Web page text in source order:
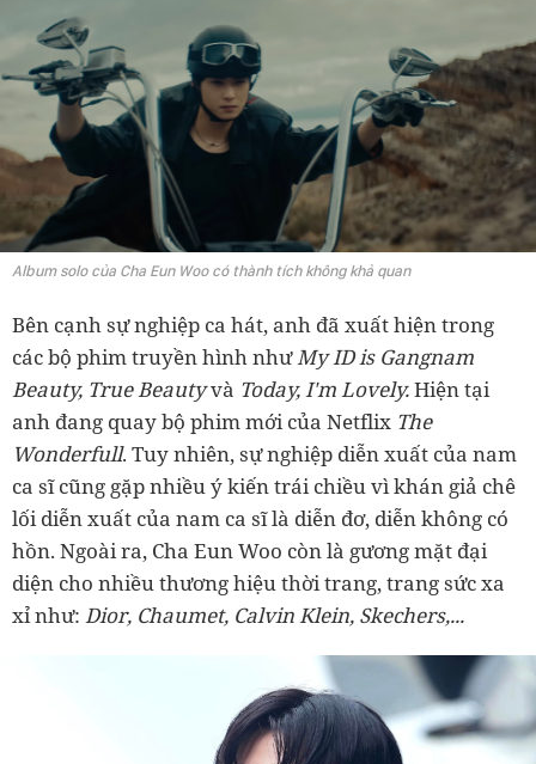
Album solo của Cha Eun Woo có thành tích không khả quan
Bên cạnh sự nghiệp ca hát, anh đã xuất hiện trong
các bộ phim truyền hình nhưMy ID is Gangnam
Beauty, True Beautyvà Today, I'm Lovely.Hiện tại
anh đang quay bộ phim mới của Netflix The
Wonderfull. Tuy nhiên, sự nghiệp diễn xuất của nam
ca sĩ cũng gặp nhiều ý kiến trái chiều vì khán giả chê
lối diễn xuất của nam ca sĩ là diễn đơ, diễn không có
hồn. Ngoài ra, Cha Eun Woo còn là gương mặt đại
diện cho nhiều thương hiệu thời trang, trang sức xa
xỉ như: Dior, Chaumet, Calvin Klein, Skechers,...